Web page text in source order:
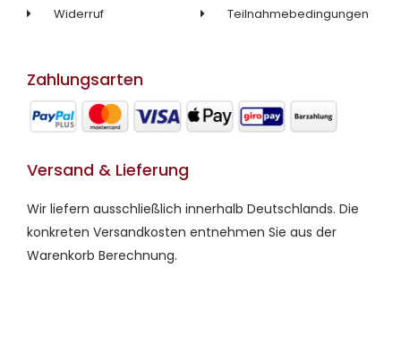
Widerruf
Teilnahmebedingungen
Zahlungsarten
Versand & Lieferung
Wir liefern ausschließlich innerhalb Deutschlands. Die
konkreten Versandkosten entnehmen Sie aus der
Warenkorb Berechnung.